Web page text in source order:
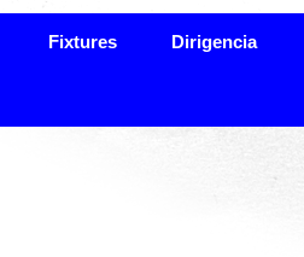
Fixtures Dirigencia